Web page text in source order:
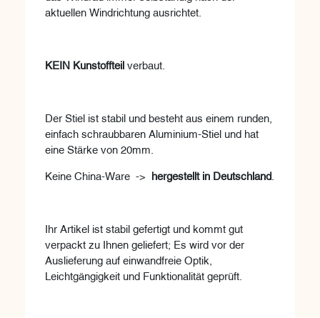
aktuellen Windrichtung ausrichtet.
KEIN Kunstoffteil verbaut.
Der Stiel ist stabil und besteht aus einem runden,
einfach schraubbaren Aluminium-Stiel und hat
eine Stärke von 20mm.
Keine China-Ware -> hergestellt in Deutschland
Ihr Artikel ist stabil gefertigt und kommt gut
verpackt zu Ihnen geliefert; Es wird vor der
Auslieferung auf einwandfreie Optik,
Leichtgängigkeit und Funktionalität geprüft.